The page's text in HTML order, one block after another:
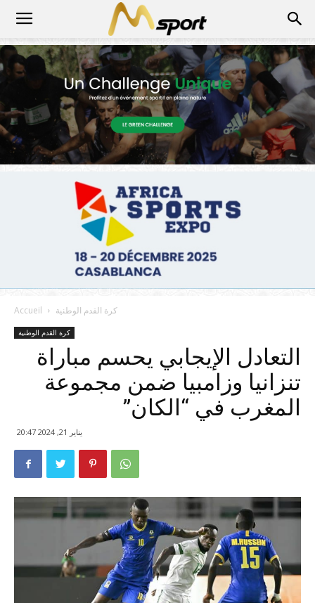
Accueil كرة القدم الوطنية
كرة القدم الوطنية
التعادل الإيجابي يحسم مباراة
تنزانيا وزامبيا ضمن مجموعة
المغرب في “الكان”
يناير 21, 2024 20:47